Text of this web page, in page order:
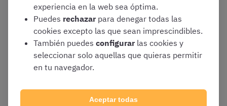
¿Dónde puedo ver los
resultados de la
encuesta de la nota de
experiencia en la web sea óptima.
Puedes rechazar para denegar todas las
cookies excepto las que sean imprescindibles.
También puedes configurar las cookies y
seleccionar solo aquellas que quieras permitir
en tu navegador.
Aceptar todas